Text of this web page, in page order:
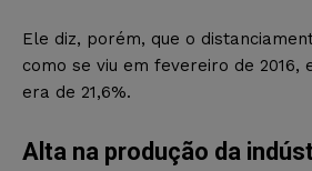
Ele diz, porém, que o
como se viu em fevereiro de 2016,
era de 21,6%.
Alta na produção da